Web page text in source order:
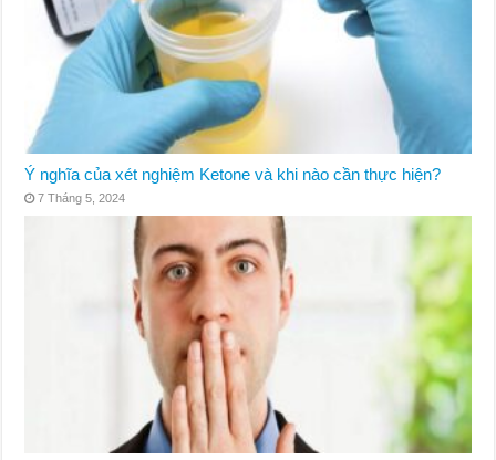
Ý nghĩa của xét nghiệm Ketone và khi nào cần thực hiện?
7 Tháng 5, 2024